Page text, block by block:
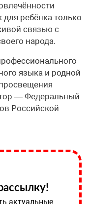
для ребёнка только
связью с
народа.
языка и родной
— Федеральный
Российской
актуальные